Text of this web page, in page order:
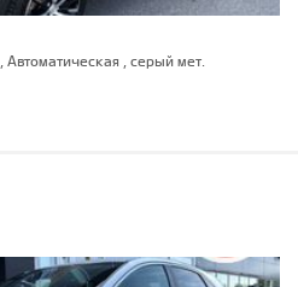
, серый мет.